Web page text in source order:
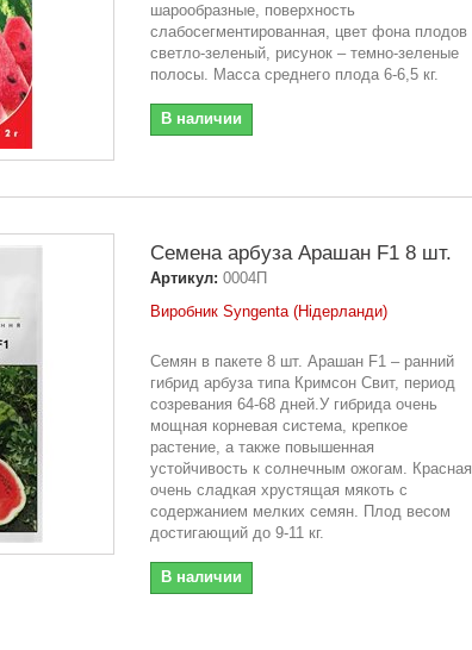
шарообразные, поверхность
слабосегментированная, цвет фона плодов
светло-зеленый, рисунок – темно-зеленые
полосы. Масса среднего плода 6-6,5 кг.
В наличии
Семена арбуза Арашан F1 8 шт.
Артикул: 0004П
Виробник Syngenta (Нідерланди)
Семян в пакете 8 шт. Арашан F1 – ранний
гибрид арбуза типа Кримсон Свит, период
созревания 64-68 дней.У гибрида очень
мощная корневая система, крепкое
растение, а также повышенная
устойчивость к солнечным ожогам. Красная
очень сладкая хрустящая мякоть с
содержанием мелких семян. Плод весом
достигающий до 9-11 кг.
В наличии